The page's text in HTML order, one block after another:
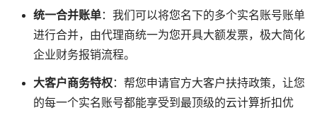
统一合并账单：我们可以将您名下的多个实名账号账单
进行合并，由代理商统一为您开具大额发票，极大简化
企业财务报销流程。
大客户商务特权：帮您申请官方大客户扶持政策，让您
的每一个实名账号都能享受到最顶级的云计算折扣优